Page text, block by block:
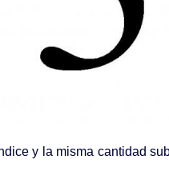
y la misma cantidad